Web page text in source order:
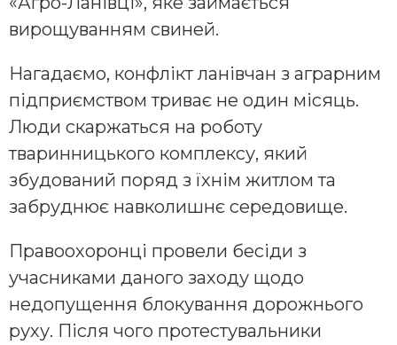
вирощуванням свиней.
Нагадаємо, конфлікт ланівчан з аграрним
підприємством триває не один місяць.
Люди скаржаться на роботу
тваринницького комплексу, який
збудований поряд з їхнім житлом та
забруднює навколишнє середовище.
Правоохоронці провели бесіди з
учасниками даного заходу щодо
недопущення блокування дорожнього
руху. Після чого протестувальники